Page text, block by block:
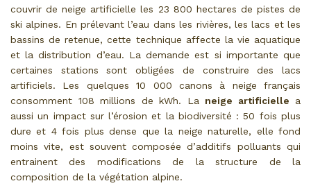
couvrir de neige artificielle les 23 800 hectares de pistes de
ski alpines. En prélevant l’eau dans les rivières, les lacs et les
bassins de retenue, cette technique affecte la vie aquatique
et la distribution d’eau. La demande est si importante que
certaines stations sont obligées de construire des lacs
artificiels. Les quelques 10 000 canons à neige français
consomment 108 millions de kWh. La neige artificielle a
aussi un impact sur l’érosion et la biodiversité : 50 fois plus
dure et 4 fois plus dense que la neige naturelle, elle fond
moins vite, est souvent composée d’additifs polluants qui
entrainent des modifications de la structure de la
composition de la végétation alpine.